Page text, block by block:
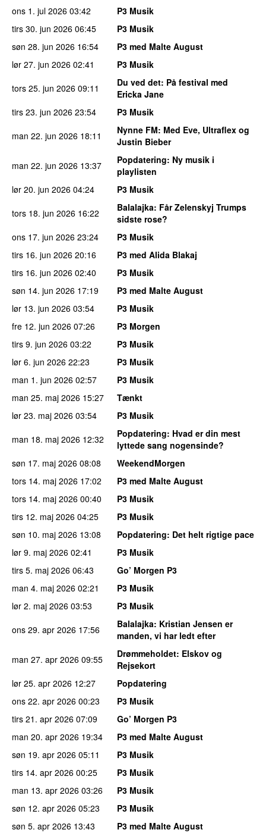
ons 1. jul 2026 03:42
P3 Musik
tirs 30. jun 2026 06:45
P3 Musik
søn 28. jun 2026 16:54
P3 med Malte August
lør 27. jun 2026 02:41
P3 Musik
tors 25. jun 2026 09:11 Du ved det: På festival med
Ericka Jane
tirs 23. jun 2026 23:54
P3 Musik
man 22. jun 2026 18:11 Nynne FM: Med Eve, Ultraflex og
Justin Bieber
man 22. jun 2026 13:37 Popdatering: Ny musik i
playlisten
lør 20. jun 2026 04:24
P3 Musik
tors 18. jun 2026 16:22 Balalajka: Får Zelenskyj Trumps
sidste rose?
ons 17. jun 2026 23:24
P3 Musik
tirs 16. jun 2026 20:16
P3 med Alida Blakaj
tirs 16. jun 2026 02:40
P3 Musik
søn 14. jun 2026 17:19
P3 med Malte August
lør 13. jun 2026 03:54
P3 Musik
fre 12. jun 2026 07:26
P3 Morgen
tirs 9. jun 2026 03:22
P3 Musik
lør 6. jun 2026 22:23
P3 Musik
man 1. jun 2026 02:57
P3 Musik
man 25. maj 2026 15:27
Tænkt
lør 23. maj 2026 03:54
P3 Musik
man 18. maj 2026 12:32 Popdatering: Hvad er din mest
lyttede sang nogensinde?
søn 17. maj 2026 08:08
WeekendMorgen
tors 14. maj 2026 17:02
P3 med Malte August
tors 14. maj 2026 00:40
P3 Musik
tirs 12. maj 2026 04:25
P3 Musik
søn 10. maj 2026 13:08 Popdatering: Det helt rigtige pace
lør 9. maj 2026 02:41
P3 Musik
tirs 5. maj 2026 06:43
Go’ Morgen P3
man 4. maj 2026 02:21
P3 Musik
lør 2. maj 2026 03:53
P3 Musik
ons 29. apr 2026 17:56 Balalajka: Kristian Jensen er
manden, vi har ledt efter
man 27. apr 2026 09:55 Drømmeholdet: Elskov og
Rejsekort
lør 25. apr 2026 12:27
Popdatering
ons 22. apr 2026 00:23
P3 Musik
tirs 21. apr 2026 07:09
Go’ Morgen P3
man 20. apr 2026 19:34
P3 med Malte August
søn 19. apr 2026 05:11
P3 Musik
tirs 14. apr 2026 00:25
P3 Musik
man 13. apr 2026 03:26
P3 Musik
søn 12. apr 2026 05:23
P3 Musik
søn 5. apr 2026 13:43
P3 med Malte August